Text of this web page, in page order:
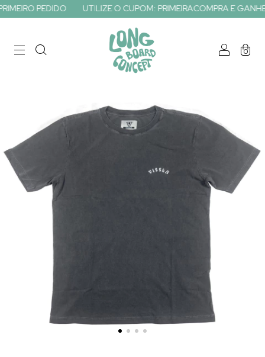
PEDIDO UTILIZE O CUPOM: PRIMEIRACOMPRA E GANHE
0